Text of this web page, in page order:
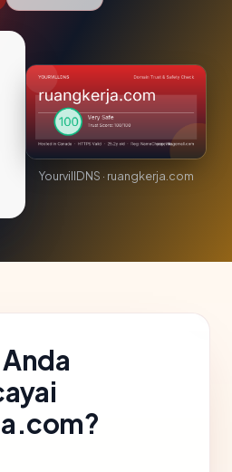
YourvillDNS · ruangkerja.com